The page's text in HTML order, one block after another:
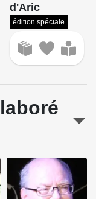
d'Aric
édition spéciale